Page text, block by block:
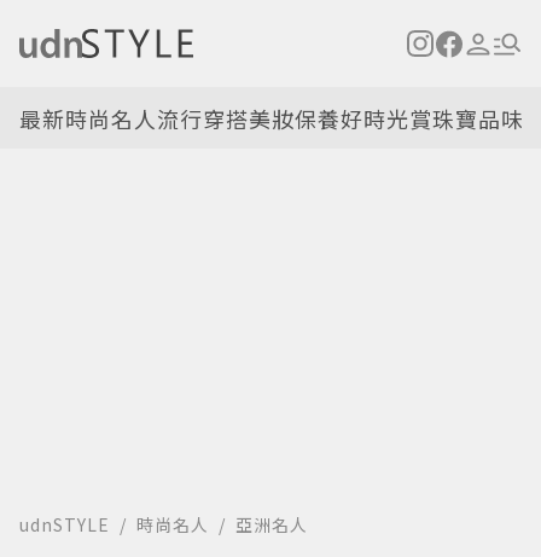
最新時尚名人流行穿搭美妝保養好時光賞珠寶品味
udnSTYLE 時尚名人 亞洲名人